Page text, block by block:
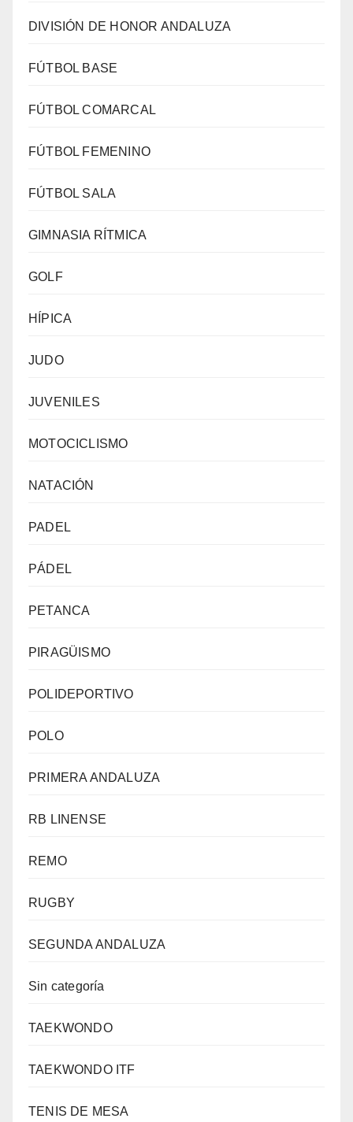
DIVISIÓN DE HONOR ANDALUZA
FÚTBOL BASE
FÚTBOL COMARCAL
FÚTBOL FEMENINO
FÚTBOL SALA
GIMNASIA RÍTMICA
GOLF
HÍPICA
JUDO
JUVENILES
MOTOCICLISMO
NATACIÓN
PADEL
PÁDEL
PETANCA
PIRAGÜISMO
POLIDEPORTIVO
POLO
PRIMERA ANDALUZA
RB LINENSE
REMO
RUGBY
SEGUNDA ANDALUZA
Sin categoría
TAEKWONDO
TAEKWONDO ITF
TENIS DE MESA